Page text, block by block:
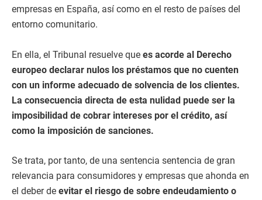
empresas en España, así como en el resto de países del
entorno comunitario.
En ella, el Tribunal resuelve que es acorde al Derecho
europeo declarar nulos los préstamos que no cuenten
con un informe adecuado de solvencia de los clientes.
La consecuencia directa de esta nulidad puede ser la
imposibilidad de cobrar intereses por el crédito, así
como la imposición de sanciones.
Se trata, por tanto, de una sentencia sentencia de gran
relevancia para consumidores y empresas que ahonda en
el deber de evitar el riesgo de sobre endeudamiento o